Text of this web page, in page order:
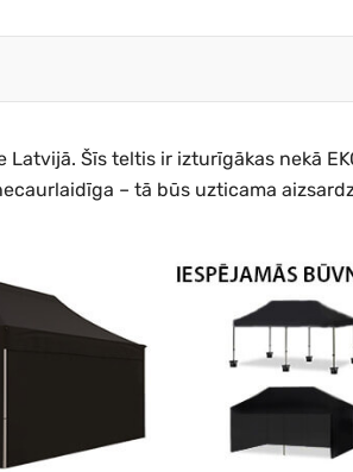
Latvijā. Šīs teltis ir izturīgākas nekā
– tā būs uzticama